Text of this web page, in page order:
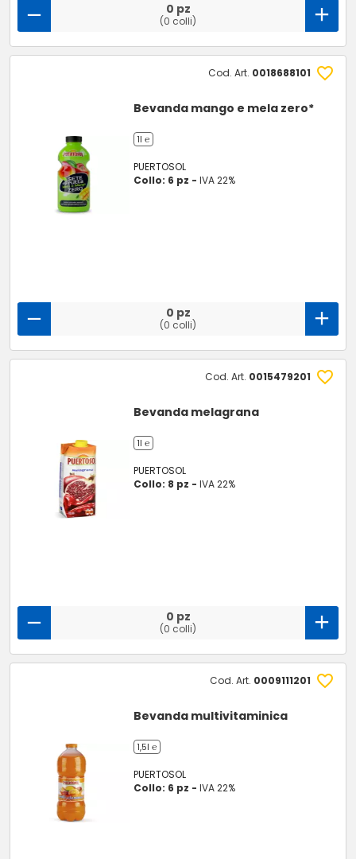
0 pz
(0 colli)
Cod. Art. 0018688101
Bevanda mango e mela zero*
1l ℮
PUERTOSOL
Collo: 6 pz -IVA 22%
0 pz
(0 colli)
Cod. Art. 0015479201
Bevanda melagrana
1l ℮
PUERTOSOL
Collo: 8 pz -IVA 22%
0 pz
(0 colli)
Cod. Art. 0009111201
Bevanda multivitaminica
1,5l ℮
PUERTOSOL
Collo: 6 pz -IVA 22%